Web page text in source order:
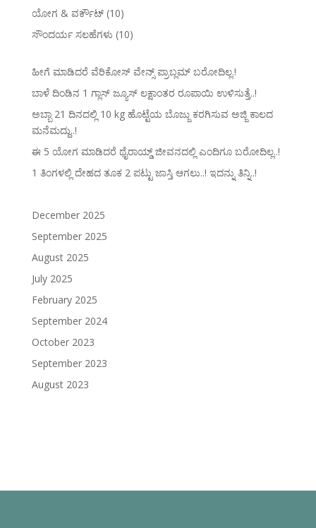
ಯೋಗ & ವರ್ಕೌಟ್(10)
ಸೌಂದರ್ಯ ಸಲಹೆಗಳು (10)
ಹೀಗೆ ಮಾಡಿದರೆ ವೆರಿಕೋಸ್‌ ವೇನ್ಸ್‌ ಪ್ರಾಬ್ಲಮ್‌ ಬರೋದಿಲ್ಲ.!
ಬಾಳೆ ದಿಂಡಿನ 1 ಗ್ಲಾಸ್ ಜ್ಯೂಸ್ ಲಕ್ಷಾಂತರ ರೂಪಾಯಿ ಉಳಿಸುತ್ತೆ..!
ಅಬ್ಬಾ 21 ದಿನದಲ್ಲಿ 10 kg ಹೊಟ್ಟೆಯ ಬೊಜ್ಜು ಕರಗಿಸುವ ಅಜ್ಜಿ ಕಾಲದ
ಮನೆಮದ್ದು..!
ಈ 5 ಯೋಗ ಮಾಡಿದರೆ ಥೈರಾಯ್ಡ್‌ ಜೀವನದಲ್ಲಿ ಎಂದಿಗೂ ಬರೋದಿಲ್ಲ..!
1 ತಿಂಗಳಲ್ಲಿ ದೇಹದ ತೂಕ 2 ಪಟ್ಟು ಜಾಸ್ತಿ ಆಗಲು..! ಇದನ್ನು ತಿನ್ನಿ..!
December 2025
September 2025
August 2025
July 2025
February 2025
September 2024
October 2023
September 2023
August 2023